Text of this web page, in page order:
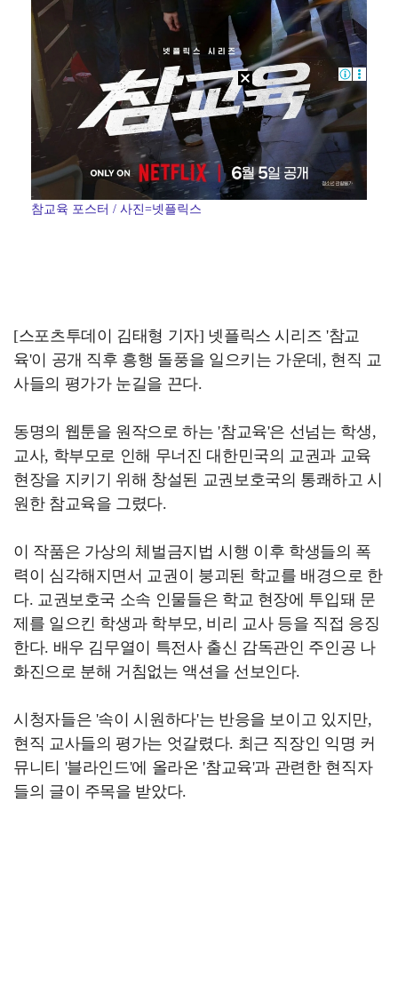
참교육 포스터 / 사진=넷플릭스
[스포츠투데이 김태형 기자] 넷플릭스 시리즈 '참교
육'이 공개 직후 흥행 돌풍을 일으키는 가운데, 현직 교
사들의 평가가 눈길을 끈다.
동명의 웹툰을 원작으로 하는 '참교육'은 선넘는 학생,
교사, 학부모로 인해 무너진 대한민국의 교권과 교육
현장을 지키기 위해 창설된 교권보호국의 통쾌하고 시
원한 참교육을 그렸다.
이 작품은 가상의 체벌금지법 시행 이후 학생들의 폭
력이 심각해지면서 교권이 붕괴된 학교를 배경으로 한
다. 교권보호국 소속 인물들은 학교 현장에 투입돼 문
제를 일으킨 학생과 학부모, 비리 교사 등을 직접 응징
한다. 배우 김무열이 특전사 출신 감독관인 주인공 나
화진으로 분해 거침없는 액션을 선보인다.
시청자들은 '속이 시원하다'는 반응을 보이고 있지만,
현직 교사들의 평가는 엇갈렸다. 최근 직장인 익명 커
뮤니티 '블라인드'에 올라온 '참교육'과 관련한 현직자
들의 글이 주목을 받았다.